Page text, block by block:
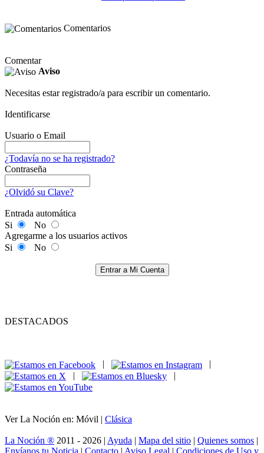
Comentarios
Comentar
Aviso
Necesitas estar registrado/a para escribir un comentario.
Identificarse
Usuario o Email
¿Todavía no se ha registrado?
Contraseña
¿Olvidó su Clave?
Entrada automática
Si
No
Agregarme a los usuarios activos
Si
No
Entrar a Mi Cuenta
DESTACADOS
|
|
Ver La Noción en: Móvil | Clásica
La Noción ® 2011 - 2026 | Ayuda | Mapa del sitio | Quienes somos |